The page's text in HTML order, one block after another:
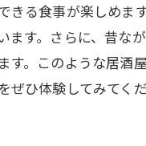
きる食事が楽しめ
ます。さらに、昔
す。このような居
ひ体験してみてくだ